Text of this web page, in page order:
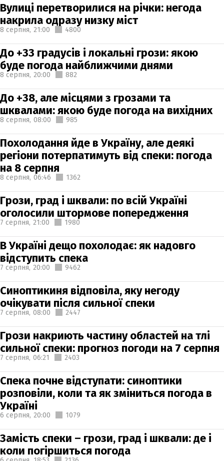
Вулиці перетворилися на річки: негода
накрила одразу низку міст
8 серпня, 21:00 4800
До +33 градусів і локальні грози: якою
буде погода найближчими днями
8 серпня, 20:00 882
До +38, але місцями з грозами та
шквалами: якою буде погода на вихідних
8 серпня, 08:00 985
Похолодання йде в Україну, але деякі
регіони потерпатимуть від спеки: погода
на 8 серпня
8 серпня, 06:46 1362
Грози, град і шквали: по всій Україні
оголосили штормове попередження
7 серпня, 21:00 1980
В Україні дещо похолодає: як надовго
відступить спека
7 серпня, 20:00 9462
Синоптикиня відповіла, яку негоду
очікувати після сильної спеки
7 серпня, 08:00 2447
Грози накриють частину областей на тлі
сильної спеки: прогноз погоди на 7 серпня
7 серпня, 06:21 2403
Спека почне відступати: синоптики
розповіли, коли та як зміниться погода в
Україні
6 серпня, 20:00 1079
Замість спеки – грози, град і шквали: де і
коли погіршиться погода